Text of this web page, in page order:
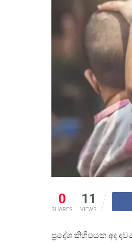
0
SHARES
11
VIEWS
ප්‍රදේශ කිහිපයක අද